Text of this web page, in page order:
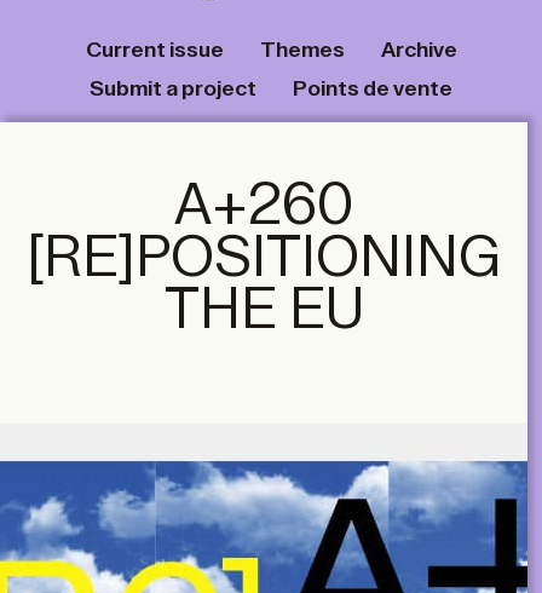
Current issue Themes
Archive
Submit a project
Points de vente
A+260
[RE]POSITIONING
THE EU